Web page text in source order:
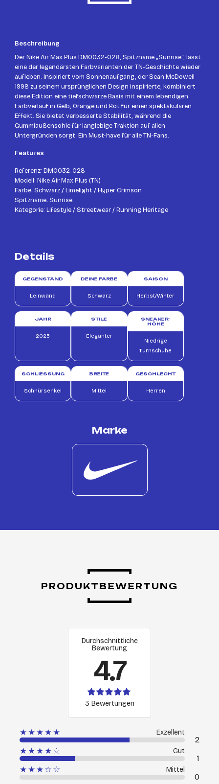
Beschreibung
Der Nike Air Max Plus DM0032-028, Spitzname „Sunrise“, lässt
eine der legendärsten Farbvarianten der TN-Geschichte wieder
aufleben. Inspiriert vom Sonnenaufgang, der Sean McDowell
1998 zu seinem ursprünglichen Design inspirierte, kombiniert
diese Edition eine tiefschwarze Basis mit einem lebendigen
Farbverlauf in Gelb, Orange und Rot für einen spektakulären
Effekt. Sie bietet verbesserte Stabilität, während die
Gummiaußensohle für langlebige Traktion auf allen
Untergründen sorgt. Ein Must-have für alle TN-Fans.
Features
Referenz: DM0032-028
Modell: Nike Air Max Plus (TN)
Farbe: Schwarz / Limelight / Hyper Crimson
Spitzname: Sunrise
Kategorie: Lifestyle / Streetwear / Running Heritage
Details
GEGENSTAND
Leinwand
DEINE FARBE
Schwarz
SAISON
Herbst/Winter
JAHR
2025
STILE
Eleganter
SNEAKER-
HÖHE
Niedrige
Turnschuhe
SCHLIESSUNG
Schnürsenkel
BREITE
Mittel
GESCHLECHT
Herren
Marke
PRODUKTBEWERTUNG
Durchschnittliche
Bewertung
4.7
3 Bewertungen
★★★★★ Exzellent
2
★★★★☆
Gut
1
★★★☆☆
Mittel
0